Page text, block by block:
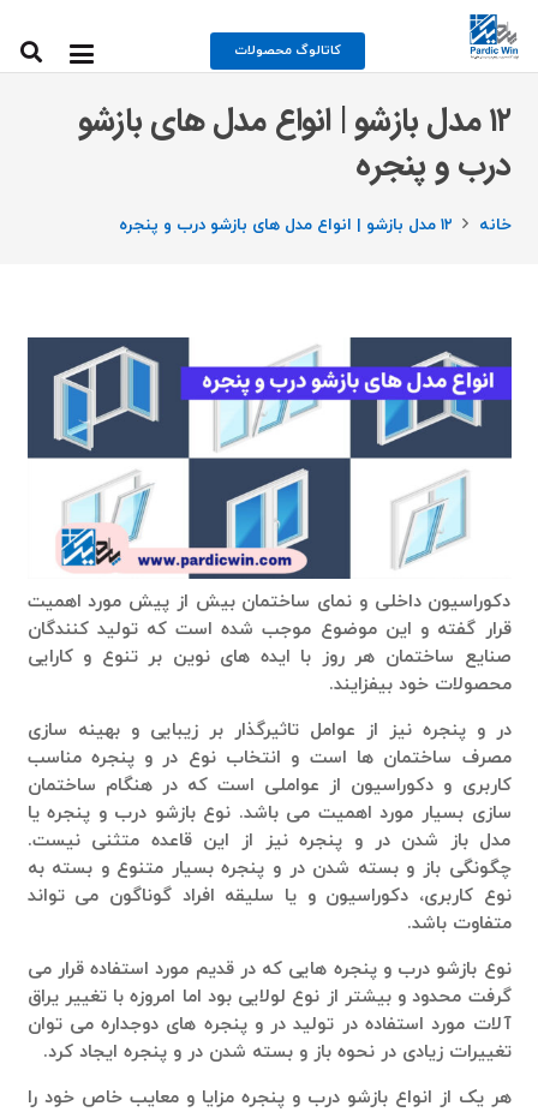
کاتالوگ محصولات
۱۲ مدل بازشو | انواع مدل های بازشو
درب و پنجره
خانه ۱۲ مدل بازشو | انواع مدل های بازشو درب و پنجره
دکوراسیون داخلی و نمای ساختمان بیش از پیش مورد اهمیت
قرار گفته و این موضوع موجب شده است که تولید کنندگان
صنایع ساختمان هر روز با ایده های نوین بر تنوع و کارایی
محصولات خود بیفزایند.
در و پنجره نیز از عوامل تاثیرگذار بر زیبایی و بهینه سازی
مصرف ساختمان ها است و انتخاب نوع در و پنجره مناسب
کاربری و دکوراسیون از عواملی است که در هنگام ساختمان
سازی بسیار مورد اهمیت می باشد. نوع بازشو درب و پنجره یا
مدل باز شدن در و پنجره نیز از این قاعده متثنی نیست.
چگونگی باز و بسته شدن در و پنجره بسیار متنوع و بسته به
نوع کاربری، دکوراسیون و یا سلیقه افراد گوناگون می تواند
متفاوت باشد.
نوع بازشو درب و پنجره هایی که در قدیم مورد استفاده قرار می
گرفت محدود و بیشتر از نوع لولایی بود اما امروزه با تغییر یراق
آلات مورد استفاده در تولید در و پنجره های دوجداره می توان
تغییرات زیادی در نحوه باز و بسته شدن در و پنجره ایجاد کرد.
هر یک از انواع بازشو درب و پنجره مزایا و معایب خاص خود را